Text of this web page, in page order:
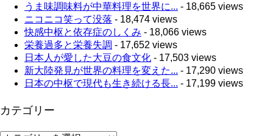
うま味調味料が中華料理を世界に... - 18,665 views
ニコニコ笑って没落 - 18,474 views
快感中枢と依存症のしくみ - 18,066 views
栄養過多と栄養失調 - 17,652 views
日本人が愛した大豆の食文化 - 17,503 views
新大陸発見が世界の料理を変えた... - 17,290 views
日本の中枢で現代も生き続ける長... - 17,199 views
カテゴリー